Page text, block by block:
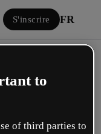
S'inscrire FR
to
of third parties to